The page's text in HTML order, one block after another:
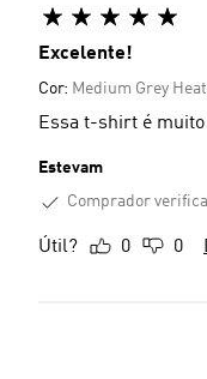
Excelente!
Cor: Medium Grey
Essa t-shirt é
Estevam
Comprador
Útil? 0 0